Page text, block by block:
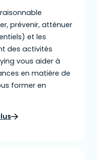
prévenir, atténuer
et les
des activités
vous aider à
en matière de
former en